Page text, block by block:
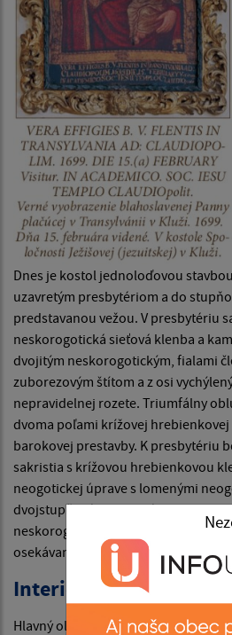
Dnes je kostol jednoloďovou
uzavretým presbytériom a do
predstavanou vežou. V presbytériu
neskorogotická sieťová klenba a
dvojitým neskorogotickým, fialami
zuborezovým štítom a z osi
nepravidelnej rozete. Triumfálny
dvoma poľami krížovej
barokovej prestavby. K presbytériu
sakristia s krížovou hrebienkovou
neogotickej úprave s lomenými
dvojstupňovými opornými piliermi.
neskorogotický sedlový portál s
osekávaným podstavcom.
Interiér kostola
Hlavný oltár je neskorobarokovou